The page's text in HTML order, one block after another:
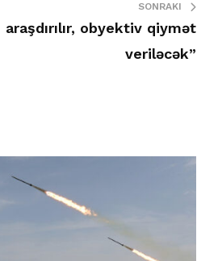
SONRAKI
araşdırılır, obyektiv qiymət
veriləcək”